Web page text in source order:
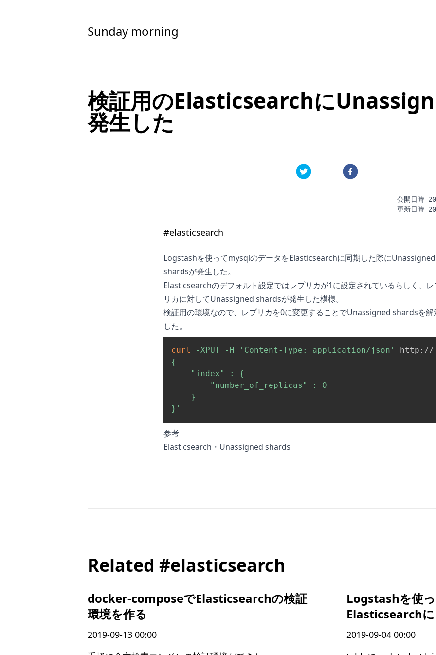
Sunday morning
検証用のElasticsearchに
発生した
公開日時
更新日時
#elasticsearch
Logstashを使ってmysqlのデータをElasticsearchに同期した際にUnassigned
shardsが発生した。
Elasticsearchのデフォルト設定ではレプリカが1に設定されているらしく、レ
リカに対してUnassigned shardsが発生した模様。
検証用の環境なので、レプリカを0に変更することでUnassigned shardsを解
した。
curl -XPUT -H 'Content-Type: application/json' http://
{
    "index" : {
        "number_of_replicas" : 0
    }
}'
参考
Elasticsearch・Unassigned shards
Related #elasticsearch
docker-composeでElasticsearchの検証
環境を作る
2019-09-13 00:00
Logstashを使
Elasticsearchに
2019-09-04 00:00